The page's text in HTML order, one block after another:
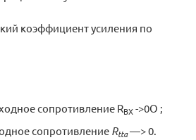
коэффициент усиления по
сопротивление RBX->0О ;
сопротивление Rtta—> 0.